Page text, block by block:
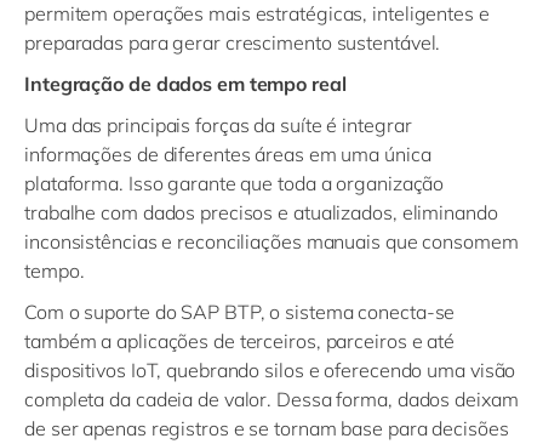
permitem operações mais estratégicas, inteligentes e
preparadas para gerar crescimento sustentável.
Integração de dados em tempo real
Uma das principais forças da suíte é integrar
informações de diferentes áreas em uma única
plataforma. Isso garante que toda a organização
trabalhe com dados precisos e atualizados, eliminando
inconsistências e reconciliações manuais que consomem
tempo.
Com o suporte do SAP BTP, o sistema conecta-se
também a aplicações de terceiros, parceiros e até
dispositivos IoT, quebrando silos e oferecendo uma visão
completa da cadeia de valor. Dessa forma, dados deixam
de ser apenas registros e se tornam base para decisões